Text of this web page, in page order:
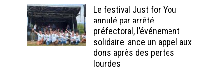
Le festival Just for You
annulé par arrêté
préfectoral, l’événement
solidaire lance un appel aux
dons après des pertes
lourdes